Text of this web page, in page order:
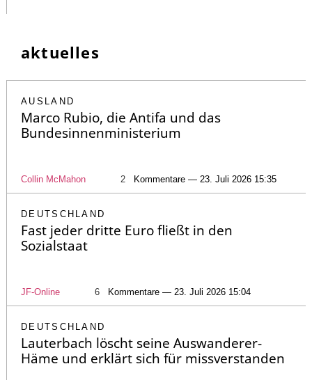
aktuelles
AUSLAND
Marco Rubio, die Antifa und das
Bundesinnenministerium
Collin McMahon 2 Kommentare — 23. Juli 2026 15:35
DEUTSCHLAND
Fast jeder dritte Euro fließt in den
Sozialstaat
JF-Online 6 Kommentare — 23. Juli 2026 15:04
DEUTSCHLAND
Lauterbach löscht seine Auswanderer-
Häme und erklärt sich für missverstanden